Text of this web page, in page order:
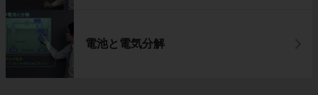
電池と電気分解